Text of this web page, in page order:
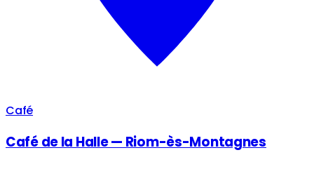
Café
Café de la Halle — Riom-ès-Montagnes